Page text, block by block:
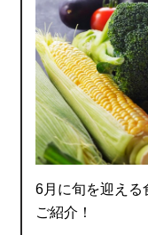
6月に旬を迎える
ご紹介！